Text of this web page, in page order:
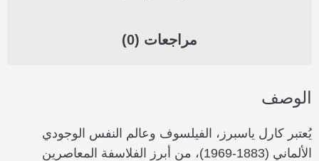
مراجعات (0)
الوصف
يُعتبر كارل ياسبرز، الفيلسوف وعالم النفس الوجودي
الألماني (1883-1969)، من أبرز الفلاسفة المعاصرين